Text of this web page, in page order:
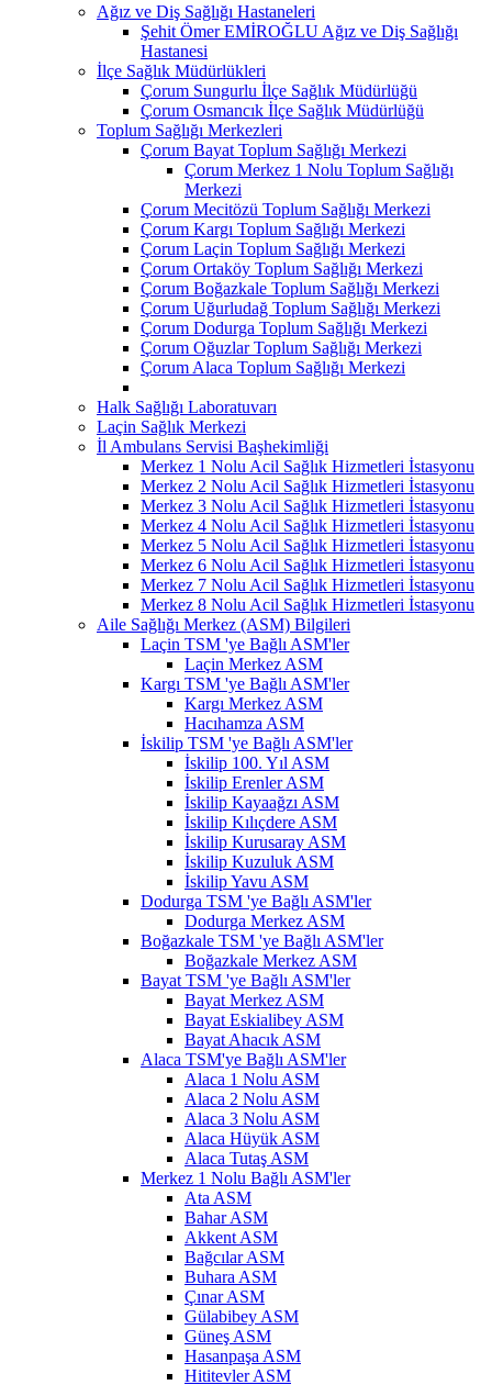
Ağız ve Diş Sağlığı Hastaneleri
Şehit Ömer EMİROĞLU Ağız ve Diş Sağlığı
Hastanesi
İlçe Sağlık Müdürlükleri
Çorum Sungurlu İlçe Sağlık Müdürlüğü
Çorum Osmancık İlçe Sağlık Müdürlüğü
Toplum Sağlığı Merkezleri
Çorum Bayat Toplum Sağlığı Merkezi
Çorum Merkez 1 Nolu Toplum Sağlığı
Merkezi
Çorum Mecitözü Toplum Sağlığı Merkezi
Çorum Kargı Toplum Sağlığı Merkezi
Çorum Laçin Toplum Sağlığı Merkezi
Çorum Ortaköy Toplum Sağlığı Merkezi
Çorum Boğazkale Toplum Sağlığı Merkezi
Çorum Uğurludağ Toplum Sağlığı Merkezi
Çorum Dodurga Toplum Sağlığı Merkezi
Çorum Oğuzlar Toplum Sağlığı Merkezi
Çorum Alaca Toplum Sağlığı Merkezi
Halk Sağlığı Laboratuvarı
Laçin Sağlık Merkezi
İl Ambulans Servisi Başhekimliği
Merkez 1 Nolu Acil Sağlık Hizmetleri İstasyonu
Merkez 2 Nolu Acil Sağlık Hizmetleri İstasyonu
Merkez 3 Nolu Acil Sağlık Hizmetleri İstasyonu
Merkez 4 Nolu Acil Sağlık Hizmetleri İstasyonu
Merkez 5 Nolu Acil Sağlık Hizmetleri İstasyonu
Merkez 6 Nolu Acil Sağlık Hizmetleri İstasyonu
Merkez 7 Nolu Acil Sağlık Hizmetleri İstasyonu
Merkez 8 Nolu Acil Sağlık Hizmetleri İstasyonu
Aile Sağlığı Merkez (ASM) Bilgileri
Laçin TSM 'ye Bağlı ASM'ler
Laçin Merkez ASM
Kargı TSM 'ye Bağlı ASM'ler
Kargı Merkez ASM
Hacıhamza ASM
İskilip TSM 'ye Bağlı ASM'ler
İskilip 100. Yıl ASM
İskilip Erenler ASM
İskilip Kayaağzı ASM
İskilip Kılıçdere ASM
İskilip Kurusaray ASM
İskilip Kuzuluk ASM
İskilip Yavu ASM
Dodurga TSM 'ye Bağlı ASM'ler
Dodurga Merkez ASM
Boğazkale TSM 'ye Bağlı ASM'ler
Boğazkale Merkez ASM
Bayat TSM 'ye Bağlı ASM'ler
Bayat Merkez ASM
Bayat Eskialibey ASM
Bayat Ahacık ASM
Alaca TSM'ye Bağlı ASM'ler
Alaca 1 Nolu ASM
Alaca 2 Nolu ASM
Alaca 3 Nolu ASM
Alaca Hüyük ASM
Alaca Tutaş ASM
Merkez 1 Nolu Bağlı ASM'ler
Ata ASM
Bahar ASM
Akkent ASM
Bağcılar ASM
Buhara ASM
Çınar ASM
Gülabibey ASM
Güneş ASM
Hasanpaşa ASM
Hititevler ASM